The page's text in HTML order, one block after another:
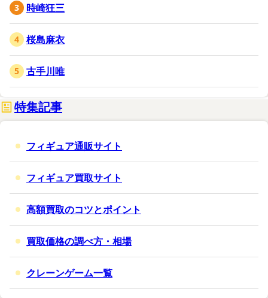
時崎狂三
桜島麻衣
古手川唯
特集記事
フィギュア通販サイト
フィギュア買取サイト
高額買取のコツとポイント
買取価格の調べ方・相場
クレーンゲーム一覧